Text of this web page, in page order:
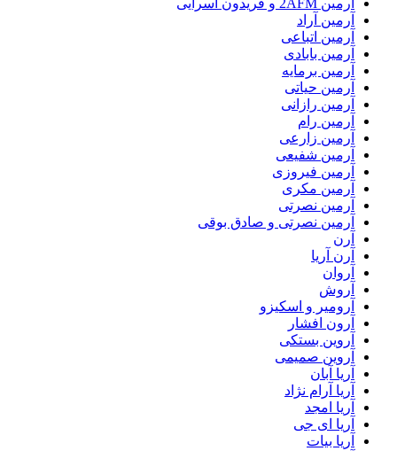
آرمین 2AFM و فریدون آسرایی
آرمین آراد
آرمین اتباعی
آرمین بابادی
آرمین برمایه
آرمین حیاتی
آرمین رازانی
آرمین رام
آرمین زارعی
آرمین شفیعی
آرمین فیروزی
آرمین مکری
آرمین نصرتی
آرمین نصرتی و صادق بوقی
آرن
آرن آریا
آروان
آروش
آرومیر و اسکیزو
آرون افشار
آروین بستکی
آروین صمیمی
آریا آبان
آریا آرام نژاد
آریا امجد
آریا ای جی
آریا بیات